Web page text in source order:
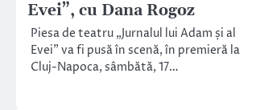
Evei”, cu Dana Rogoz
Piesa de teatru „Jurnalul lui Adam și al
Evei” va fi pusă în scenă, în premieră la
Cluj-Napoca, sâmbătă, 17…